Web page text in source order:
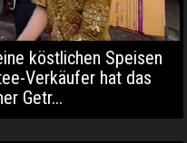
köstlichen Speisen
Verkäufer hat das
Getr...